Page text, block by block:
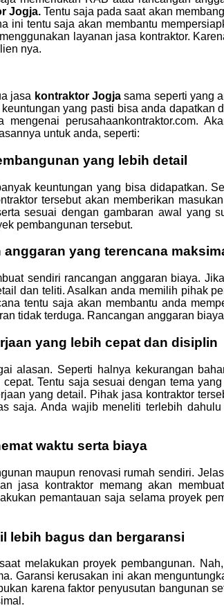
Jogja. Tentu saja pada saat akan
ini tentu saja akan membantu
layanan jasa kontraktor.
nya.
jasa kontraktor Jogjasama seperti yang
yang pasti bisa anda
mengenai perusahaankontraktor.com.
untuk anda, seperti:
yang lebih detail
keuntungan yang bisa didapatkan.
tersebut akan memberikan
sesuai dengan gambaran awal yang
pembangunan tersebut.
yang terencana
sendiri rancangan anggaran biaya.
dan teliti. Asalkan anda memilih pihak
tentu saja akan membantu anda
tidak terduga. Rancangan anggaran
yang lebih cepat dan disiplin
alasan. Seperti halnya kekurangan
Tentu saja sesuai dengan tema
yang detail. Pihak jasa kontraktor
saja. Anda wajib meneliti terlebih
waktu serta biaya
maupun renovasi rumah sendiri.
jasa kontraktor memang akan
pemantauan saja selama proyek
lebih bagus dan bergaransi
melakukan proyek pembangunan.
Garansi kerusakan ini akan
karena faktor penyusutan bangunan